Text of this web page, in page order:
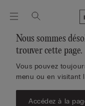
Nous sommes
trouver cette page.
Vous pouvez
menu ou en visitant
Accédez à la